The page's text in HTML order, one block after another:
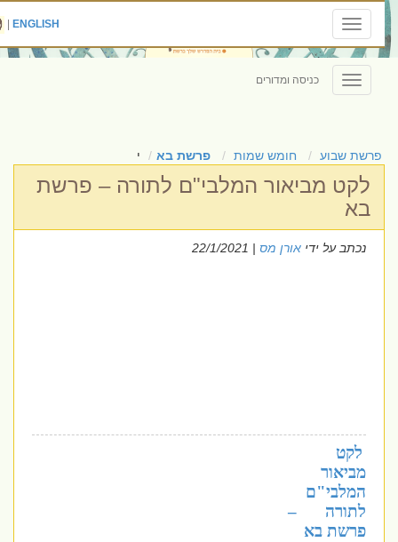
Toggle
navigation
ENGLISH
|
Toggle
navigation
כניסה ומדורים
פרשת שבוע חומש שמות פרשת בא י
לקט מביאור המלבי"ם לתורה – פרשת
בא
נכתב על ידיאורן מס| 22/1/2021
לקט
מביאור
המלבי"ם
לתורה –
פרשתבא